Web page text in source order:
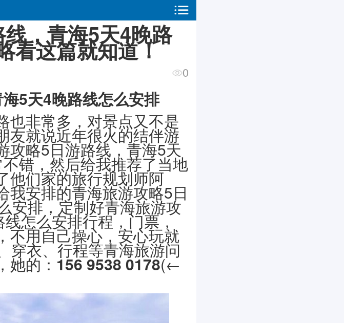
，青海5天4晚路
看这篇就知道！
0
5天4晚路线怎么安排
也非常多，对景点又不是
友就说近年很火的结伴游
攻略5日游路线，青海5天
错，然后给我推荐了当地
他们家的旅行规划师阿
我安排的青海旅游攻略5日
安排，定制好青海旅游攻
怎么安排行程，门票，
不用自己操心，安心玩就
穿衣、行程等青海旅游问
的： 156 9538 0178(←